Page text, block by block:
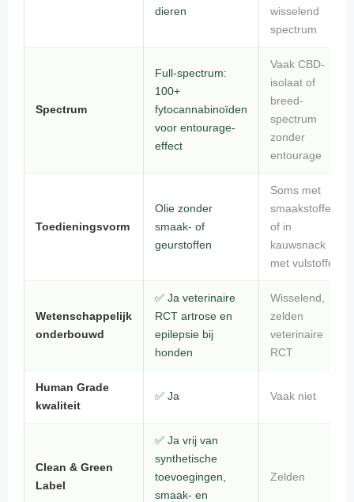
dieren
wisselend
spectrum
Spectrum
Full-spectrum:
100+
fytocannabinoïden
voor entourage-
effect
Vaak CBD-
isolaat of
breed-
spectrum
zonder
entourage
Toedieningsvorm
Olie zonder
smaak- of
geurstoffen
Soms met
smaakstoffen
of in
kauwsnack
met vulstoffen
Wetenschappelijk
onderbouwd
✅ Ja veterinaire
RCT artrose en
epilepsie bij
honden
Wisselend,
zelden
veterinaire
RCT
Human Grade
kwaliteit
✅ Ja Vaak niet
Clean & Green
Label
✅ Ja vrij van
synthetische
toevoegingen,
smaak- en
Zelden